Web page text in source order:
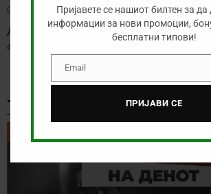
август 8, 2026
Денес нема голема понуда за обложување,
анализираме дуелот од бразилското
ТИКЕТ НА ДЕНОТ
Пријавете се нашиот билтен за да
информации за нови промоции,
бесплатни типови!
EmailEmail
ПРИЈАВИ СЕ